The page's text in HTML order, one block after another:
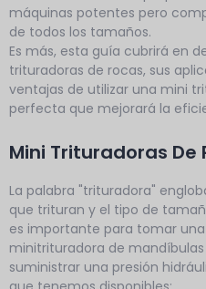
máquinas potentes pero
de todos los tamaños.
Es más, esta guía cubrirá en
trituradoras de rocas, sus
ventajas de utilizar una mini
perfecta que mejorará la
Mini Trituradoras De
La palabra "trituradora"
que trituran y el tipo de
es importante para tomar
minitrituradora de
suministrar una presión